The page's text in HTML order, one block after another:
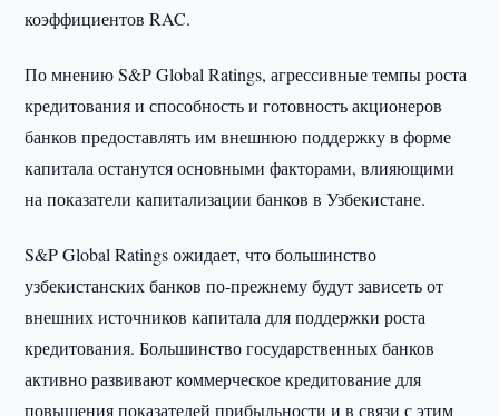
коэффициентов RAC.
По мнению S&P Global Ratings, агрессивные темпы роста
кредитования и способность и готовность акционеров
банков предоставлять им внешнюю поддержку в форме
капитала останутся основными факторами, влияющими
на показатели капитализации банков в Узбекистане.
S&P Global Ratings ожидает, что большинство
узбекистанских банков по-прежнему будут зависеть от
внешних источников капитала для поддержки роста
кредитования. Большинство государственных банков
активно развивают коммерческое кредитование для
повышения показателей прибыльности и в связи с этим